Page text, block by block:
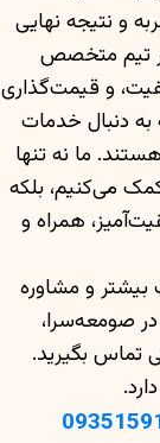
و نتیجه نهایی
تیم متخصص
و قیمت‌گذاری
به دنبال خدمات
ما نه تنها
می‌کنیم، بلکه
همراه و
و مشاوره
در صومعه‌سرا،
تماس بگیرید.